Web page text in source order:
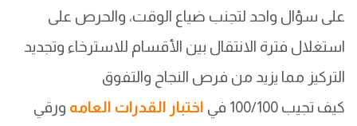
على سؤال واحد لتجنب ضياع الوقت، والحرص على
استغلال فترة الانتقال بين الأقسام للاسترخاء وتجديد
التركيز مما يزيد من فرص النجاح والتفوق
كيف تجيب 100/100 في
اختبار القدرات العامه ورقي